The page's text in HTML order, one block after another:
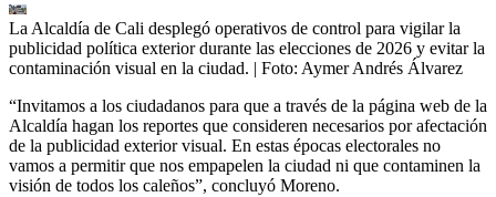
La Alcaldía de Cali desplegó operativos de control para vigilar la
publicidad política exterior durante las elecciones de 2026 y evitar la
contaminación visual en la ciudad. | Foto: Aymer Andrés Álvarez
“Invitamos a los ciudadanos para que a través de la página web de la
Alcaldía hagan los reportes que consideren necesarios por afectación
de la publicidad exterior visual. En estas épocas electorales no
vamos a permitir que nos empapelen la ciudad ni que contaminen la
visión de todos los caleños”, concluyó Moreno.